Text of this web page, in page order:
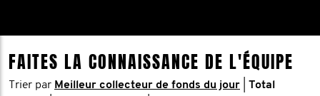
FAITES LA CONNAISSANCE DE L'ÉQUIPE
Trier par Meilleur collecteur de fonds du jour
Total